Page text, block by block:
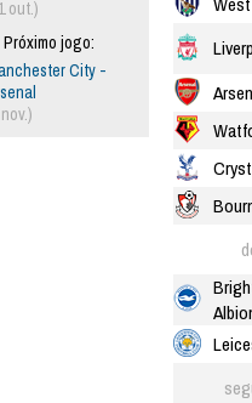
out.)
Próximo jogo:
City -